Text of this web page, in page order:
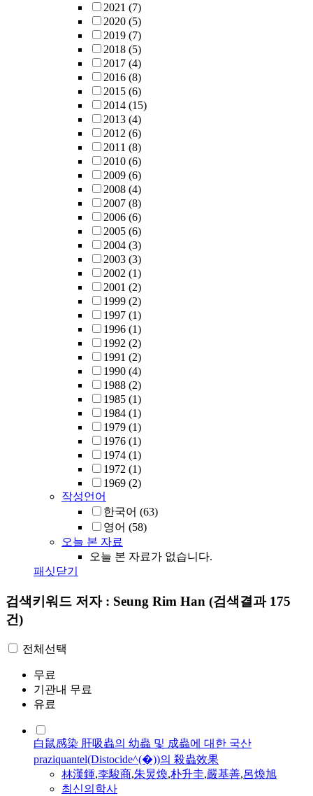
2021 (7)
2020 (5)
2019 (7)
2018 (5)
2017 (4)
2016 (8)
2015 (6)
2014 (15)
2013 (4)
2012 (6)
2011 (8)
2010 (6)
2009 (6)
2008 (4)
2007 (8)
2006 (6)
2005 (6)
2004 (3)
2003 (3)
2002 (1)
2001 (2)
1999 (2)
1997 (1)
1996 (1)
1992 (2)
1991 (2)
1990 (4)
1988 (2)
1985 (1)
1984 (1)
1979 (1)
1976 (1)
1974 (1)
1972 (1)
1969 (2)
작성언어
한국어 (63)
영어 (58)
오늘 본 자료
오늘 본 자료가 없습니다.
패싯닫기
검색키워드 저자 : Seung Rim Han (검색결과 175
건)
전체선택
무료
기관내 무료
유료
白鼠感染 肝吸蟲의 幼蟲 및 成蟲에 대한 국산
praziquantel(Distocide^(�))의 殺蟲效果
林漢鍾,李駿商,朱炅煥,朴升圭,嚴基善,呂煥旭
최신의학사